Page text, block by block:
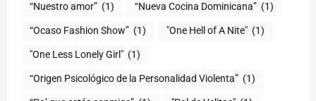
“Nuestro amor” (1) “Nueva Cocina Dominicana” (1)
“Ocaso Fashion Show” (1) "One Hell of A Nite" (1)
"One Less Lonely Girl" (1)
“Origen Psicológico de la Personalidad Violenta” (1)